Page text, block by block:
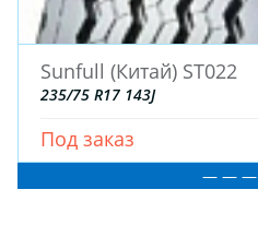
Sunfull (Китай) ST022
235/75 R17 143J
Под заказ
— — —